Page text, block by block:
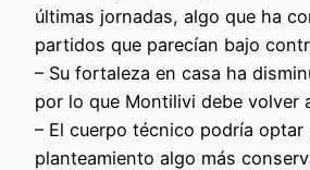
últimas jornadas, algo que ha
partidos que parecían bajo
– Su fortaleza en casa ha
por lo que Montilivi debe volver
– El cuerpo técnico podría optar
planteamiento algo más